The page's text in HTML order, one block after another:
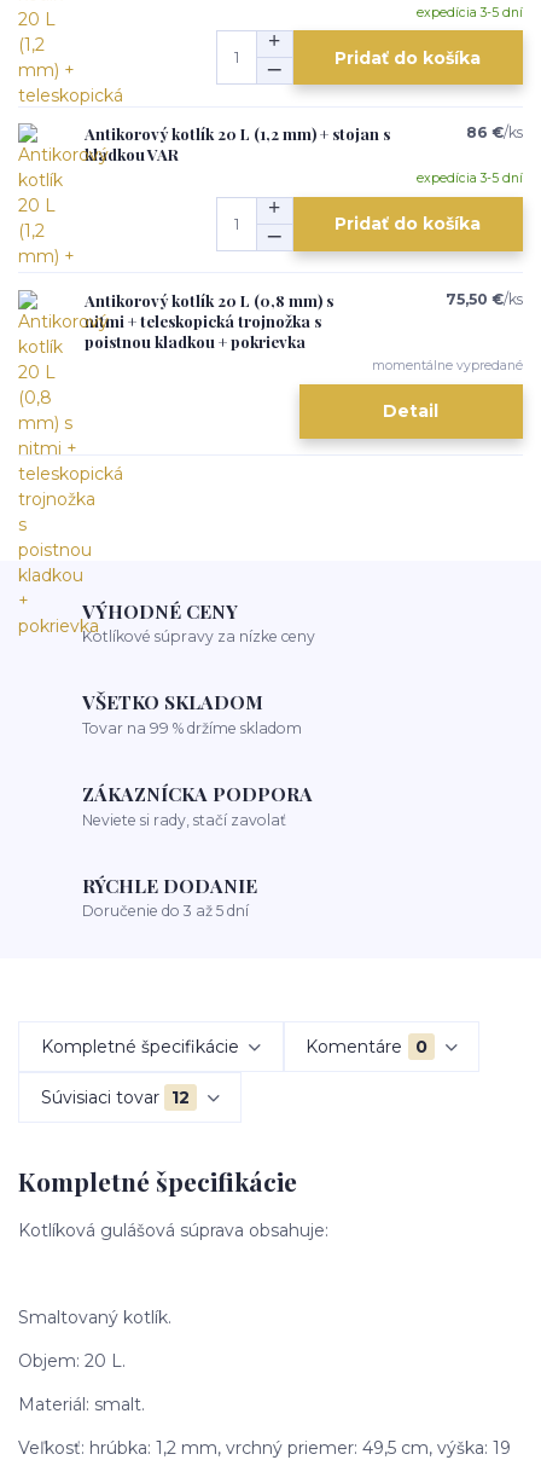
expedícia 3-5 dní
Pridať do košíka
Antikorový kotlík 20 L (1,2 mm) + stojan s
kladkou VAR
86 €/ks
expedícia 3-5 dní
Pridať do košíka
Antikorový kotlík 20 L (0,8 mm) s
nitmi + teleskopická trojnožka s
poistnou kladkou + pokrievka
75,50 €/ks
momentálne vypredané
Detail
VÝHODNÉ CENY
Kotlíkové súpravy za nízke ceny
VŠETKO SKLADOM
Tovar na 99 % držíme skladom
ZÁKAZNÍCKA PODPORA
Neviete si rady, stačí zavolať
RÝCHLE DODANIE
Doručenie do 3 až 5 dní
Kompletné špecifikácie Komentáre 0
Súvisiaci tovar 12
Kompletné špecifikácie
Kotlíková gulášová súprava obsahuje:
Smaltovaný kotlík.
Objem: 20 L.
Materiál: smalt.
Veľkosť: hrúbka: 1,2 mm, vrchný priemer: 49,5 cm, výška: 19